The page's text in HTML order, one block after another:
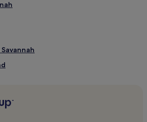
Frühstück in Küste Georgias